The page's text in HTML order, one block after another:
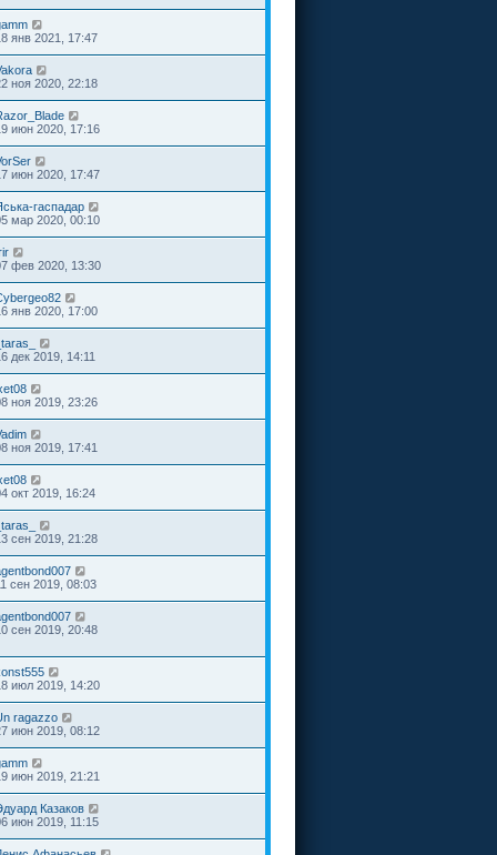
янв 2021, 17:47
ноя 2020, 22:18
июн 2020, 17:16
июн 2020, 17:47
гаспадар
мар 2020, 00:10
фев 2020, 13:30
янв 2020, 17:00
_taras_
дек 2019, 14:11
ноя 2019, 23:26
ноя 2019, 17:41
окт 2019, 16:24
_taras_
сен 2019, 21:28
сен 2019, 08:03
сен 2019, 20:48
июл 2019, 14:20
ragazzo
июн 2019, 08:12
июн 2019, 21:21
Казаков
июн 2019, 11:15